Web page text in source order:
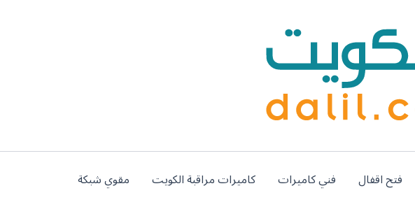
فتح اقفال فني كاميرات كاميرات مراقبة الكويت مقوي شبكة